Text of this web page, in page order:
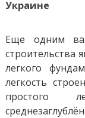
Украине
Еще одним
строительства
легкого
легкость
простого